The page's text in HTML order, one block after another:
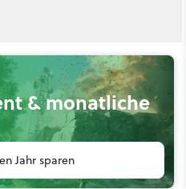
& monatliche
Jahr sparen